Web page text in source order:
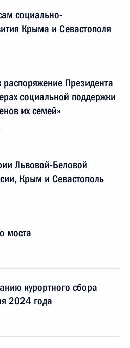
социально-
Крыма и Севастополя
Президента
социальной поддержки
их семей»
Львовой-Беловой
Крым и Севастополь
моста
курортного сбора
2024 года